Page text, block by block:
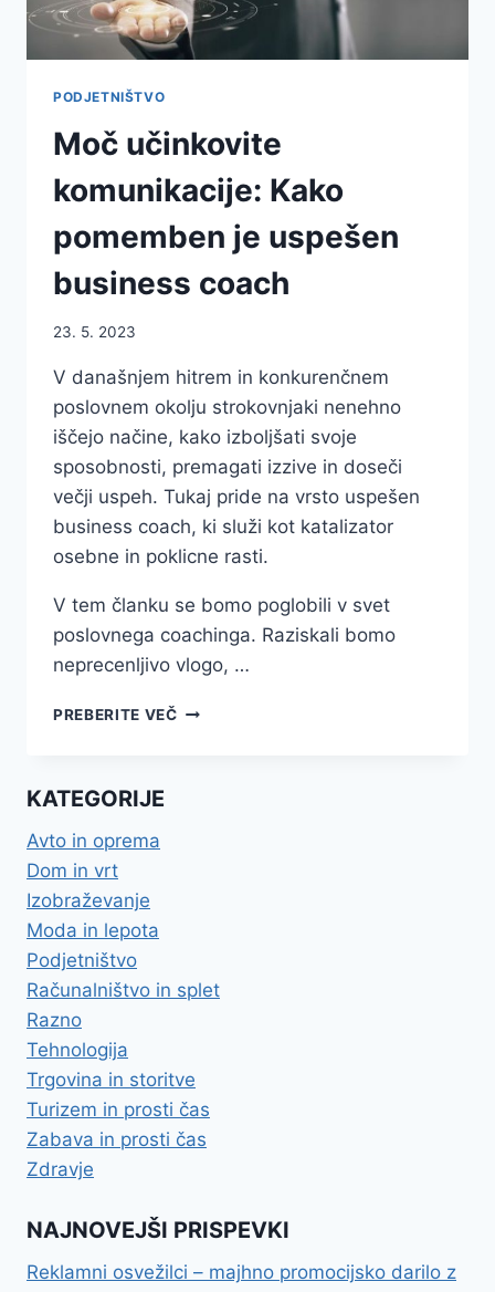
PODJETNIŠTVO
Moč učinkovite
komunikacije: Kako
pomemben je uspešen
business coach
23. 5. 2023
V današnjem hitrem in konkurenčnem
poslovnem okolju strokovnjaki nenehno
iščejo načine, kako izboljšati svoje
sposobnosti, premagati izzive in doseči
večji uspeh. Tukaj pride na vrsto uspešen
business coach, ki služi kot katalizator
osebne in poklicne rasti.
V tem članku se bomo poglobili v svet
poslovnega coachinga. Raziskali bomo
neprecenljivo vlogo, …
PREBERITE VEČMOČ
KATEGORIJE
Avto in oprema
Dom in vrt
Izobraževanje
Moda in lepota
Podjetništvo
Računalništvo in splet
Razno
Tehnologija
Trgovina in storitve
Turizem in prosti čas
Zabava in prosti čas
Zdravje
NAJNOVEJŠI PRISPEVKI
Reklamni osvežilci – majhno promocijsko darilo z